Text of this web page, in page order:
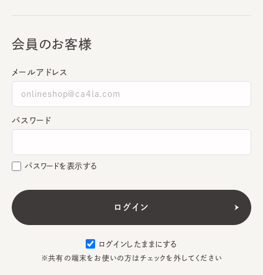
会員のお客様
メールアドレス
パスワード
パスワードを表示する
ログインしたままにする
※共有の端末をお使いの方はチェックを外してください